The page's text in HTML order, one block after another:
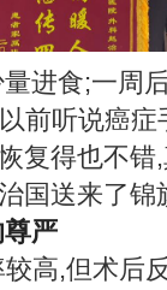
进食;一周
前听说癌
复得也不错
国送来了锦
严
高,但术后